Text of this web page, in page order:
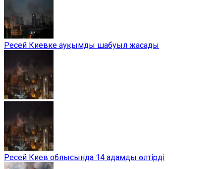
Ресей Киевке ауқымды шабуыл жасады
Ресей Киев облысында 14 адамды өлтірді